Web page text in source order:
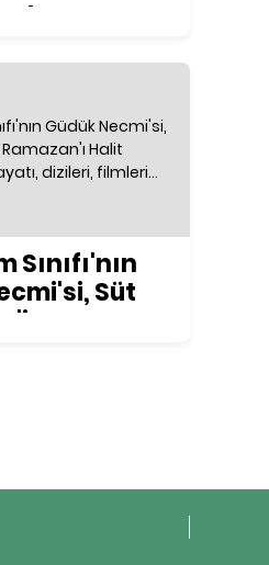
Sınıfı'nın
Süt